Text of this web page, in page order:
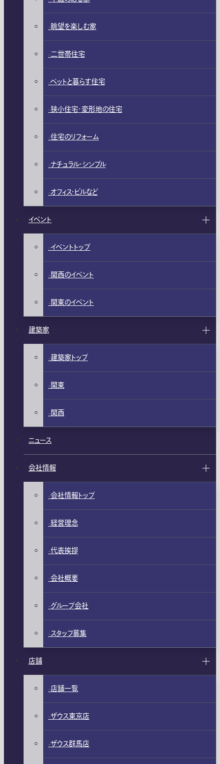
眺望を楽しむ家
二世帯住宅
ペットと暮らす住宅
狭小住宅・変形地の住宅
住宅のリフォーム
ナチュラル・シンプル
オフィス・ビルなど
イベント
イベントトップ
関西のイベント
関東のイベント
建築家
建築家トップ
関東
関西
ニュース
会社情報
会社情報トップ
経営理念
代表挨拶
会社概要
グループ会社
スタッフ募集
店舗
店舗一覧
ザウス東京店
ザウス群馬店